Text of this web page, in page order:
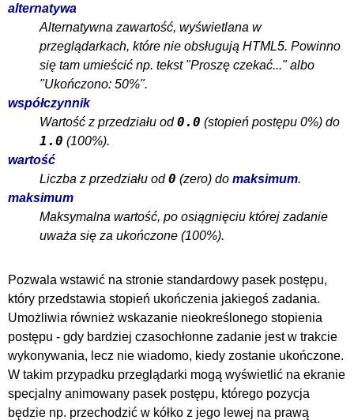
alternatywa
Alternatywna zawartość, wyświetlana w
przeglądarkach, które nie obsługują HTML5. Powinno
się tam umieścić np. tekst "Proszę czekać..." albo
"Ukończono: 50%".
współczynnik
Wartość z przedziału od0.0 (stopień postępu 0%) do
1.0 (100%).
wartość
Liczba z przedziału od0 (zero) do maksimum.
maksimum
Maksymalna wartość, po osiągnięciu której zadanie
uważa się za ukończone (100%).
Pozwala wstawić na stronie standardowy pasek postępu,
który przedstawia stopień ukończenia jakiegoś zadania.
Umożliwia również wskazanie nieokreślonego stopienia
postępu - gdy bardziej czasochłonne zadanie jest w trakcie
wykonywania, lecz nie wiadomo, kiedy zostanie ukończone.
W takim przypadku przeglądarki mogą wyświetlić na ekranie
specjalny animowany pasek postępu, którego pozycja
będzie np. przechodzić w kółko z jego lewej na prawą